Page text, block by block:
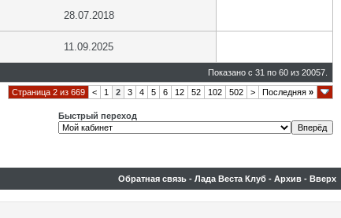
28.07.2018
11.09.2025
Показано с 31 по 60 из 20057.
Страница 2 из 669 < 1 2 3 4 5 6 12 52 102 502 > Последняя »
Быстрый переход
Обратная связь - Лада Веста Клуб - Архив - Вверх